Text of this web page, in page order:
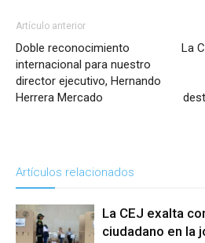
Artículo anterior
Doble reconocimiento
internacional para nuestro
director ejecutivo, Hernando
Herrera Mercado
La
Artículos relacionados
La CEJ exalta
ciudadano en la